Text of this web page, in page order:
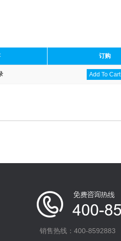
订购
Add To Cart
销售热线：400-8592883